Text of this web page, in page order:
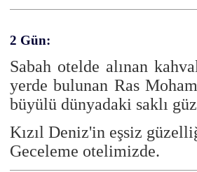
2 Gün:
Sabah otelde alınan
yerde bulunan Ras
büyülü dünyadaki saklı
Kızıl Deniz'in eşsiz
Geceleme otelimizde.